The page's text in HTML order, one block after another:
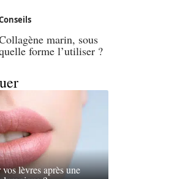
marin, sous
forme l’utiliser ?
lèvres après une